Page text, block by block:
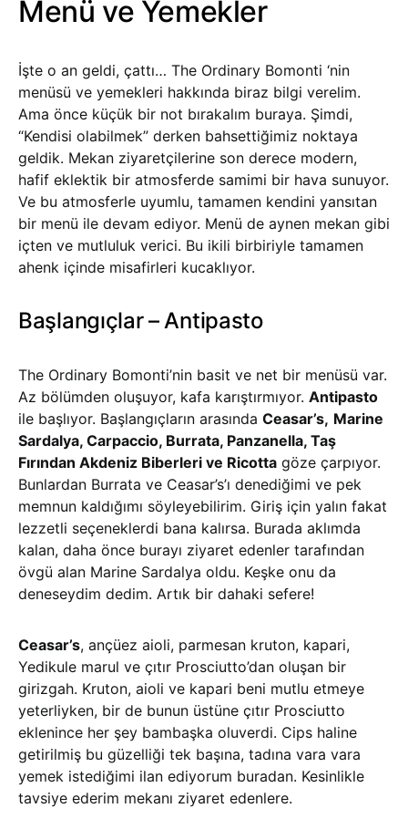
Menü ve Yemekler
İşte o an geldi, çattı… The Ordinary Bomonti ‘nin
menüsü ve yemekleri hakkında biraz bilgi verelim.
Ama önce küçük bir not bırakalım buraya. Şimdi,
“Kendisi olabilmek” derken bahsettiğimiz noktaya
geldik. Mekan ziyaretçilerine son derece modern,
hafif eklektik bir atmosferde samimi bir hava sunuyor.
Ve bu atmosferle uyumlu, tamamen kendini yansıtan
bir menü ile devam ediyor. Menü de aynen mekan gibi
içten ve mutluluk verici. Bu ikili birbiriyle tamamen
ahenk içinde misafirleri kucaklıyor.
Başlangıçlar – Antipasto
The Ordinary Bomonti’nin basit ve net bir menüsü var.
Az bölümden oluşuyor, kafa karıştırmıyor. Antipasto
ile başlıyor. Başlangıçların arasında Ceasar’s, Marine
Sardalya, Carpaccio, Burrata, Panzanella, Taş
Fırından Akdeniz Biberleri ve Ricotta göze çarpıyor.
Bunlardan Burrata ve Ceasar’s’ı denediğimi ve pek
memnun kaldığımı söyleyebilirim. Giriş için yalın fakat
lezzetli seçeneklerdi bana kalırsa. Burada aklımda
kalan, daha önce burayı ziyaret edenler tarafından
övgü alan Marine Sardalya oldu. Keşke onu da
deneseydim dedim. Artık bir dahaki sefere!
Ceasar’s, ançüez aioli, parmesan kruton, kapari,
Yedikule marul ve çıtır Prosciutto’dan oluşan bir
girizgah. Kruton, aioli ve kapari beni mutlu etmeye
yeterliyken, bir de bunun üstüne çıtır Prosciutto
eklenince her şey bambaşka oluverdi. Cips haline
getirilmiş bu güzelliği tek başına, tadına vara vara
yemek istediğimi ilan ediyorum buradan. Kesinlikle
tavsiye ederim mekanı ziyaret edenlere.